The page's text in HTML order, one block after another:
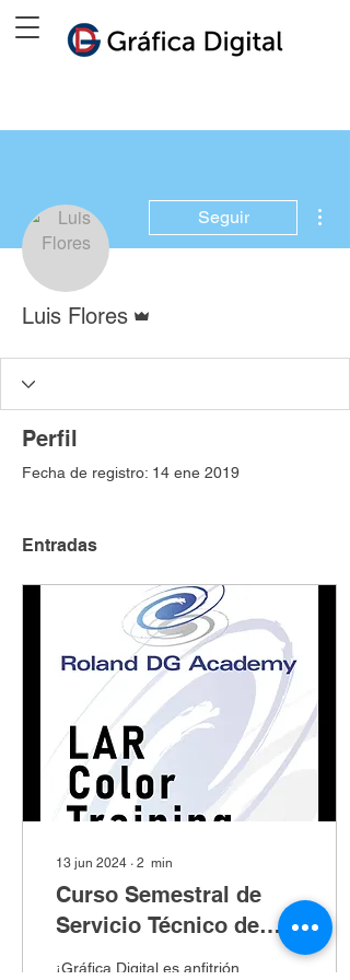
Seguir
Luis Flores
Perfil
Fecha de registro: 14 ene 2019
Entradas
13 jun 2024 ∙ 2 min
Curso Semestral de
Servicio Técnico de
Roland DGA LATAM en
¡Gráfica Digital es anfitrión